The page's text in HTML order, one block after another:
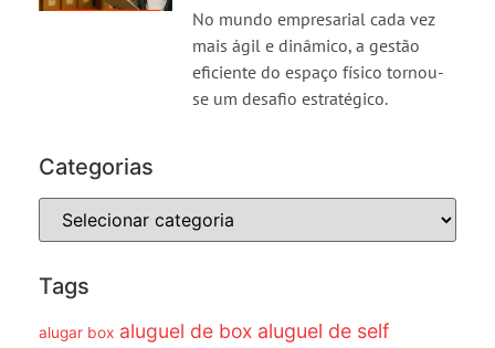
No mundo empresarial cada vez
mais ágil e dinâmico, a gestão
eficiente do espaço físico tornou-
se um desafio estratégico.
Categorias
Tags
alugar box aluguel de box aluguel de self